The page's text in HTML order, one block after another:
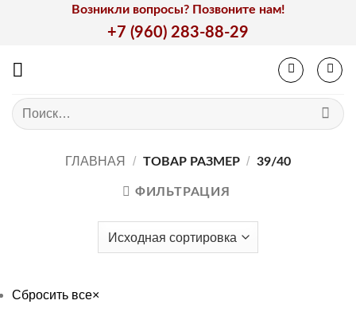
Возникли вопросы? Позвоните нам!
+7 (960) 283-88-29
Искать:
ГЛАВНАЯ / ТОВАР РАЗМЕР / 39/40
ФИЛЬТРАЦИЯ
Сбросить все×